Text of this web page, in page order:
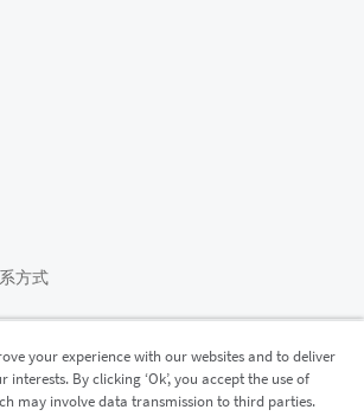
方式
Qlik 社区
your experience with our websites and to deliver
By clicking ‘Ok’, you accept the use of
may involve data transmission to third parties.